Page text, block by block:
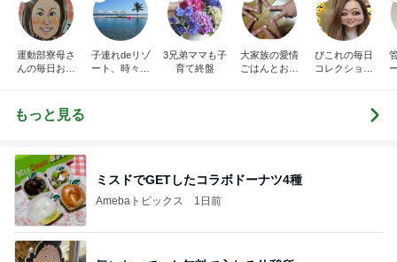
運動部寮母さ
んの毎日お弁
子連れdeリゾ
ート、時々キ
3兄弟ママも子
育て終盤
大家族の愛情
ごはんとお弁
ぴこれの毎日
コレクション
もっと見る
ミスドでGETしたコラボドーナツ4種
Amebaトピックス 1日前